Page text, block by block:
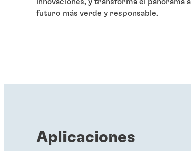
futuro más verde y responsable.
Aplicaciones